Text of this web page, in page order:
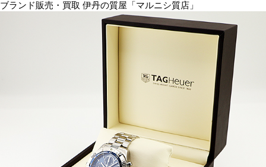
ブランド販売・買取 伊丹の質屋「マルニシ質店」